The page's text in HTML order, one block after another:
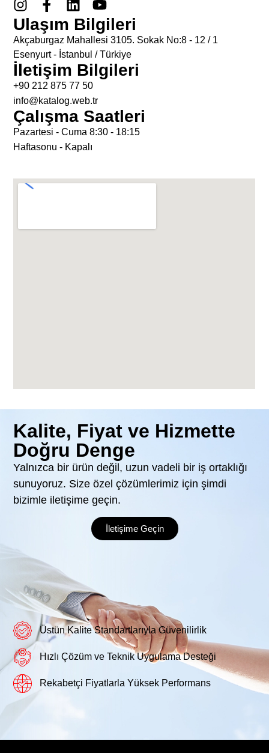
Ulaşım Bilgileri
Akçaburgaz Mahallesi 3105. Sokak No:8 - 12 / 1
Esenyurt - İstanbul / Türkiye
İletişim Bilgileri
+90 212 875 77 50
info@katalog.web.tr
Çalışma Saatleri
Pazartesi - Cuma 8:30 - 18:15
Haftasonu - Kapalı
Kalite, Fiyat ve Hizmette
Doğru Denge
Yalnızca bir ürün değil, uzun vadeli bir iş ortaklığı
sunuyoruz. Size özel çözümlerimiz için şimdi
bizimle iletişime geçin.
İletişime Geçin
Üstün Kalite Standartlarıyla Güvenilirlik
Hızlı Çözüm ve Teknik Uygulama Desteği
Rekabetçi Fiyatlarla Yüksek Performans